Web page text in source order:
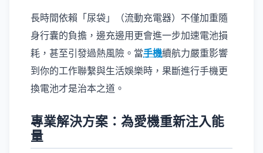
長時間依賴「尿袋」（流動充電器）不僅加重隨
身行囊的負擔，邊充邊用更會進一步加速電池損
耗，甚至引發過熱風險。當手機續航力嚴重影響
到你的工作聯繫與生活娛樂時，果斷進行手機更
換電池才是治本之道。
專業解決方案：為愛機重新注入能
量